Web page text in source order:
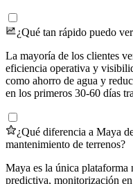
¿Qué tan rápido puedo
La mayoría de los clientes
eficiencia operativa y
como ahorro de agua y
en los primeros 30-60 días
¿Qué diferencia a Maya
mantenimiento de terrenos?
Maya es la única
predictiva, monitorización